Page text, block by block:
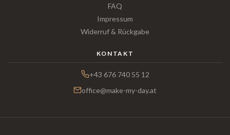
FAQ
Impressum
Widerruf & Rückgabe
KONTAKT
+43 676 740 55 12
office@make-my-day.at